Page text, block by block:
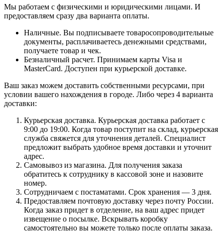
Мы работаем с физическими и юридическими лицами. И
предоставляем сразу два варианта оплаты.
Наличные. Вы подписываете товаросопроводительные
документы, расплачиваетесь денежными средствами,
получаете товар и чек.
Безналичный расчет. Принимаем карты Visa и
MasterCard. Доступен при курьерской доставке.
Ваш заказ можем доставить собственными ресурсами, при
условии вашего нахождения в городе. Либо через 4 варианта
доставки:
Курьерская доставка. Курьерская доставка работает с
9:00 до 19:00. Когда товар поступит на склад, курьерская
служба свяжется для уточнения деталей. Специалист
предложит выбрать удобное время доставки и уточнит
адрес.
Самовывоз из магазина. Для получения заказа
обратитесь к сотруднику в кассовой зоне и назовите
номер.
Сотрудничаем с постаматами. Срок хранения — 3 дня.
Предоставляем почтовую доставку через почту России.
Когда заказ придет в отделение, на ваш адрес придет
извещение о посылке. Вскрывать коробку
самостоятельно вы можете только после оплаты заказа.